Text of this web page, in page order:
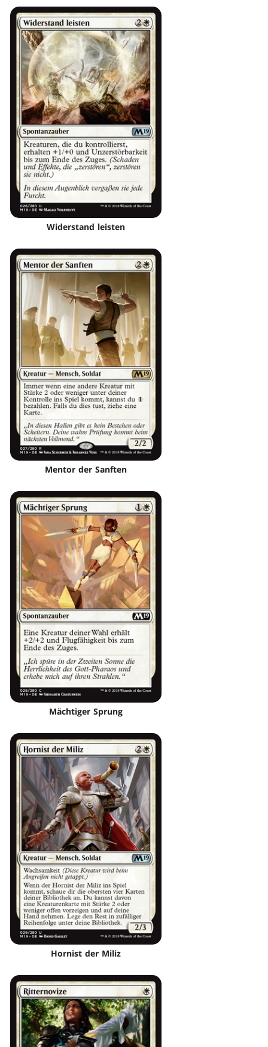
Widerstand leisten
Mentor der Sanften
Mächtiger Sprung
Hornist der Miliz